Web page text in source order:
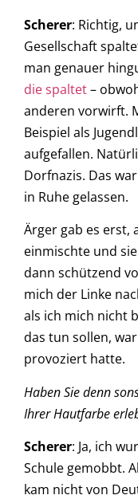
Scherer: Richtig,
Gesellschaft
man genauer
die spaltet–
anderen vorwirft.
Beispiel als
aufgefallen.
Dorfnazis. Das
in Ruhe gelassen.
Ärger gab es erst,
einmischte und
dann schützend
mich der Linke
als ich mich nicht
das tun sollen,
provoziert hatte.
Haben Sie denn
Ihrer Hautfarbe
Scherer: Ja, ich
Schule gemobbt.
kam nicht von